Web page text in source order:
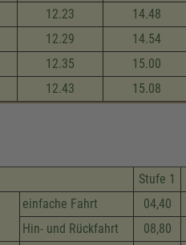
12.23 14.48
12.29 14.54
12.35 15.00
12.43 15.08
Stufe 1
einfache Fahrt 04,40
Hin- und Rückfahrt
08,80